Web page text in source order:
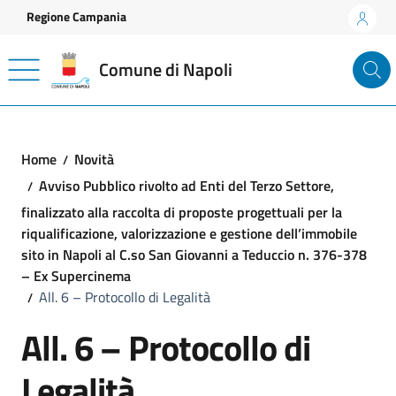
Vai ai contenuti
Vai al footer
Regione Campania
Comune di Napoli
Home
Novità
Avviso Pubblico rivolto ad Enti del Terzo Settore,
finalizzato alla raccolta di proposte progettuali per la
riqualificazione, valorizzazione e gestione dell’immobile
sito in Napoli al C.so San Giovanni a Teduccio n. 376-378
– Ex Supercinema
All. 6 – Protocollo di Legalità
All. 6 – Protocollo di